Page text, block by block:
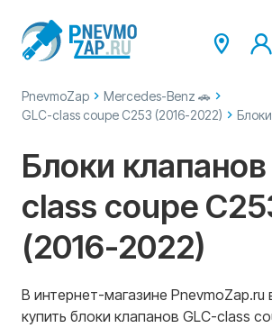
PnevmoZap
Mercedes-Benz 🚗
GLC-class coupe C253 (2016-2022)
Блоки клапанов
class coupe
(2016-2022)
В интернет-магазине
купить блоки клапанов GLC-class